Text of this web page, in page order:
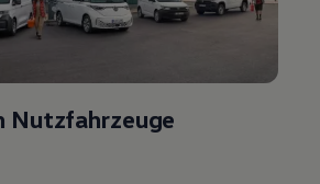
Nutzfahrzeuge